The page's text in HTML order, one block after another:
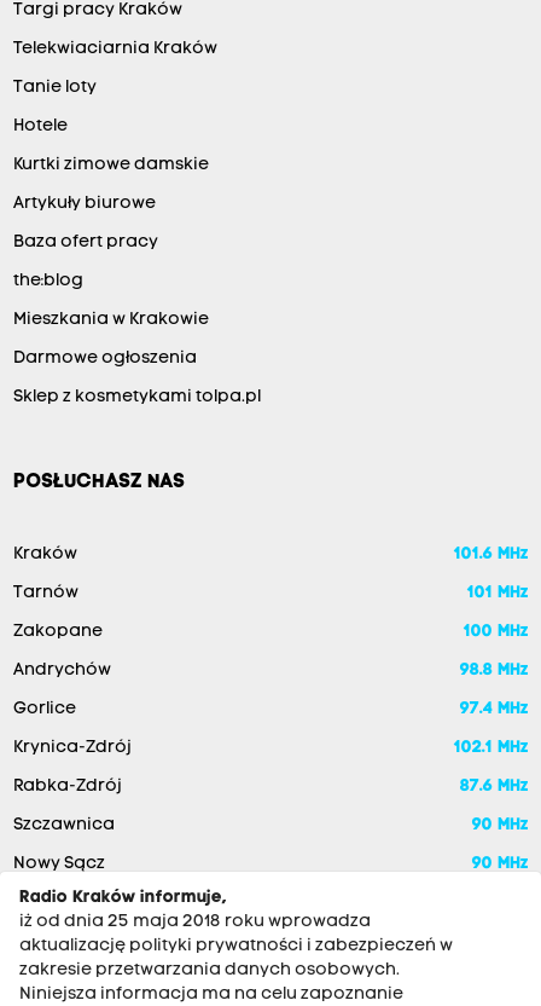
Targi pracy Kraków
Telekwiaciarnia Kraków
Tanie loty
Hotele
Kurtki zimowe damskie
Artykuły biurowe
Baza ofert pracy
the:blog
Mieszkania w Krakowie
Darmowe ogłoszenia
Sklep z kosmetykami tolpa.pl
POSŁUCHASZ NAS
Kraków 101.6 MHz
Tarnów 101 MHz
Zakopane 100 MHz
Andrychów 98.8 MHz
Gorlice 97.4 MHz
Krynica-Zdrój 102.1 MHz
Rabka-Zdrój 87.6 MHz
Szczawnica 90 MHz
Nowy Sącz
90 MHz
Radio Kraków informuje,
iż od dnia 25 maja 2018 roku wprowadza
aktualizację polityki prywatności i zabezpieczeń w
zakresie przetwarzania danych osobowych.
Niniejsza informacja ma na celu zapoznanie